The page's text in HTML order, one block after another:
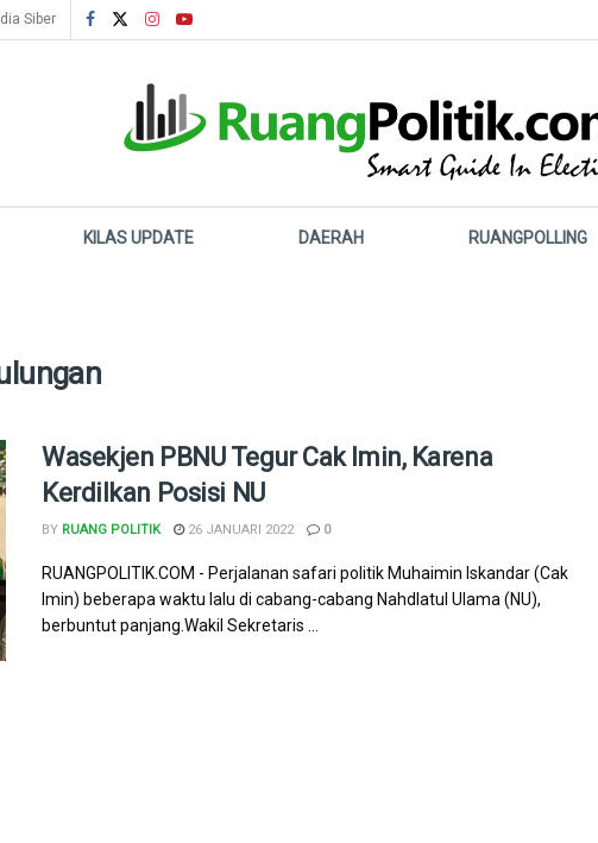
Siber
KILAS UPDATE DAERAH RUANGPOLLING
Wasekjen PBNU Tegur Cak Imin, Karena
Kerdilkan Posisi NU
BY RUANG POLITIK 26 JANUARI 2022 0
RUANGPOLITIK.COM - Perjalanan safari politik Muhaimin Iskandar (Cak
Imin) beberapa waktu lalu di cabang-cabang Nahdlatul Ulama (NU),
berbuntut panjang.Wakil Sekretaris ...